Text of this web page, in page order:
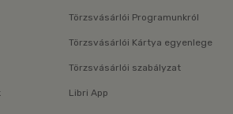
Törzsvásárlói Programunkról
Törzsvásárlói Kártya egyenlege
Törzsvásárlói szabályzat
Libri App